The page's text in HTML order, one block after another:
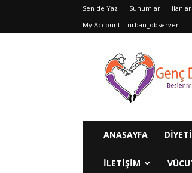
Sen de Yaz Sunumlar İlanlar
My Account – urban_observer
Genç
Diyetisyenler
ANASAYFA
ILETIŞIM